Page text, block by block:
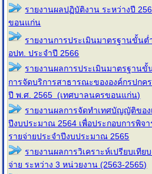
รายงานผลปฏิบัติงาน ระหว่างปี
ขอนแก่น
รายงานการประเมินมาตรฐานขั้น
อปท. ประจำปี 2566
รายงานผลการประเมินมาตรฐาน
การจัดบริการสาธารณะขององค์กรปกค
ปี พ.ศ. 2565 (เทศบาลนครขอนแก่น)
รายงานผลการจัดทำเทศบัญญัติขอ
ปีงบประมาณ 2564 เพื่อประกอบการพิ
รายจ่ายประจำปีงบประมาณ 2565
รายงานผลการวิเคราะห์เปรียบเที
จ่าย ระหว่าง 3 หน่วยงาน (2563-2565)